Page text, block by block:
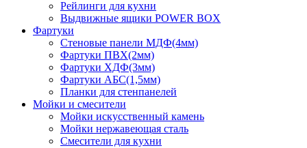
Рейлинги для кухни
Выдвижные ящики POWER BOX
Фартуки
Стеновые панели МДФ(4мм)
Фартуки ПВХ(2мм)
Фартуки ХДФ(3мм)
Фартуки АБС(1,5мм)
Планки для стенпанелей
Мойки и смесители
Мойки искусственный камень
Мойки нержавеющая сталь
Смесители для кухни